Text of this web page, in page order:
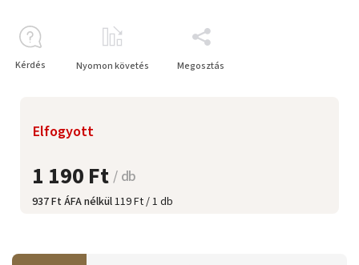
1 190 Ft/ db
937 Ft ÁFA nélkül119 Ft / 1 db
Elfogyott
Kérdés Nyomon követés Megosztás